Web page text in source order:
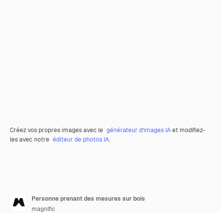
Créez vos propres images avec le générateur d’images IAet modifiez-
les avec notre éditeur de photos IA.
Personne prenant des mesures sur bois
magnific